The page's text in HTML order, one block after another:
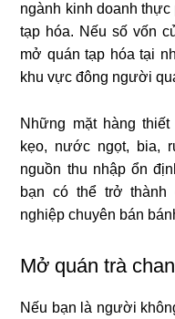
ngành kinh doanh
tạp hóa. Nếu số vốn
mở quán tạp hóa tại
khu vực đông người
Những mặt hàng
kẹo, nước ngọt, bia,
nguồn thu nhập ổn
bạn có thể trở thành
nghiệp chuyên bán
Mở quán trà
Nếu bạn là người